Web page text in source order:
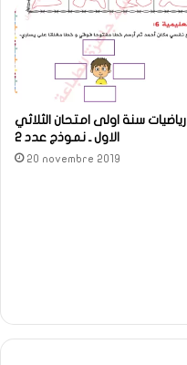
رياضيات سنة اولى امتحان الثلاثي
الاول ـ نموذج عدد 2
20 novembre 2019